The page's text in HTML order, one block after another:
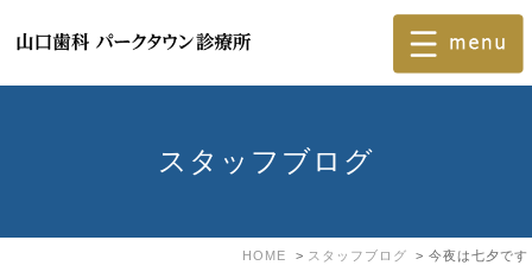
スタッフブログ
HOME スタッフブログ 今夜は七夕です